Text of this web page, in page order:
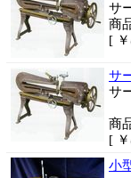
サ
商
[
サ
サ
商
[
小